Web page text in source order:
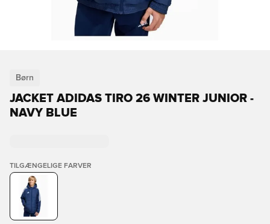
Børn
JACKET ADIDAS TIRO 26 WINTER JUNIOR -
NAVY BLUE
TILGÆNGELIGE FARVER